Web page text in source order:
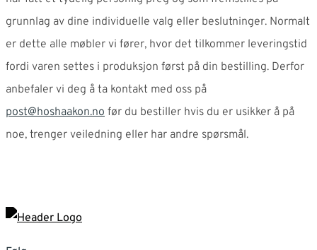
grunnlag av dine individuelle valg eller beslutninger. Normalt
er dette alle møbler vi fører, hvor det tilkommer leveringstid
fordi varen settes i produksjon først på din bestilling. Derfor
anbefaler vi deg å ta kontakt med oss på
post@hoshaakon.no før du bestiller hvis du er usikker å på
noe, trenger veiledning eller har andre spørsmål.